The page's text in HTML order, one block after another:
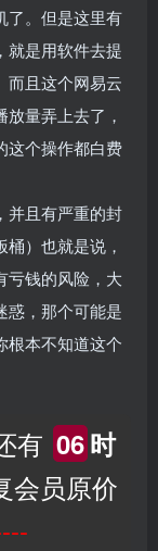
了。但是这里有
就是用软件去提
而且这个网易云
量弄上去了，
这个操作都白费
并且有严重的封
）也就是说，
亏钱的风险，大
惑，那个可能是
根本不知道这个
有 06时
会员原价